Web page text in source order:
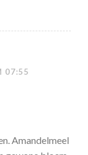
07:55
Amandelmeel